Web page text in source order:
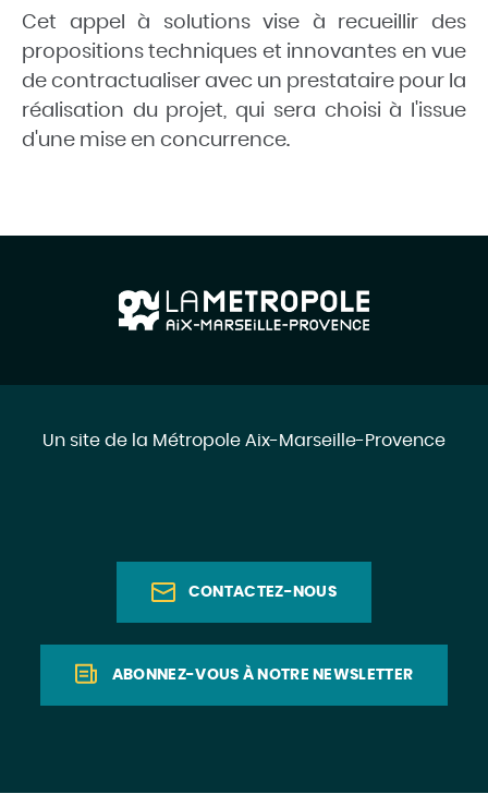
Cet appel à solutions vise à recueillir des
propositions techniques et innovantes en vue
de contractualiser avec un prestataire pour la
réalisation du projet, qui sera choisi à l'issue
d'une mise en concurrence.
Un site de la Métropole Aix-Marseille-Provence
CONTACTEZ-NOUS
ABONNEZ-VOUS À NOTRE NEWSLETTER